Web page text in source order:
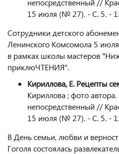
непосредственный //
15 июля (№ 27). - С. 5. -
Сотрудники детского
Ленинского Комсомола 5
в рамках школы мастеров
приклюЧТЕНИЯ".
Кириллова, Е. Рецепты
Кириллова ; фото
непосредственный //
15 июля (№ 27). - С. 5. -
В День семьи, любви и
Гоголя состоялась